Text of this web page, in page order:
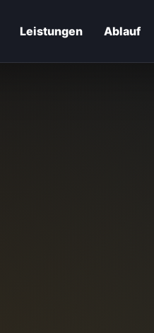
Leistungen Ablauf